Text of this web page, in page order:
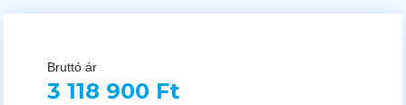
Bruttó ár
3 118 900 Ft